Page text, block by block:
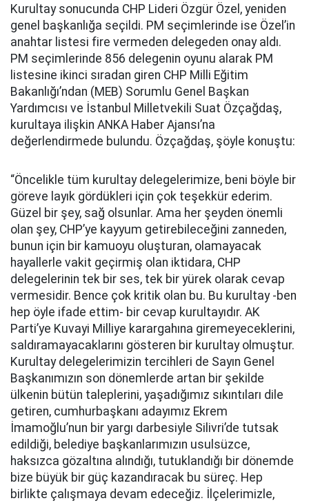
Kurultay sonucunda CHP Lideri Özgür Özel, yeniden
genel başkanlığa seçildi. PM seçimlerinde ise Özel’in
anahtar listesi fire vermeden delegeden onay aldı.
PM seçimlerinde 856 delegenin oyunu alarak PM
listesine ikinci sıradan giren CHP Milli Eğitim
Bakanlığı’ndan (MEB) Sorumlu Genel Başkan
Yardımcısı ve İstanbul Milletvekili Suat Özçağdaş,
kurultaya ilişkin ANKA Haber Ajansı’na
değerlendirmede bulundu. Özçağdaş, şöyle konuştu:
“Öncelikle tüm kurultay delegelerimize, beni böyle bir
göreve layık gördükleri için çok teşekkür ederim.
Güzel bir şey, sağ olsunlar. Ama her şeyden önemli
olan şey, CHP’ye kayyum getirebileceğini zanneden,
bunun için bir kamuoyu oluşturan, olamayacak
hayallerle vakit geçirmiş olan iktidara, CHP
delegelerinin tek bir ses, tek bir yürek olarak cevap
vermesidir. Bence çok kritik olan bu. Bu kurultay -ben
hep öyle ifade ettim- bir cevap kurultayıdır. AK
Parti’ye Kuvayi Milliye karargahına giremeyeceklerini,
saldıramayacaklarını gösteren bir kurultay olmuştur.
Kurultay delegelerimizin tercihleri de Sayın Genel
Başkanımızın son dönemlerde artan bir şekilde
ülkenin bütün taleplerini, yaşadığımız sıkıntıları dile
getiren, cumhurbaşkanı adayımız Ekrem
İmamoğlu’nun bir yargı darbesiyle Silivri’de tutsak
edildiği, belediye başkanlarımızın usulsüzce,
haksızca gözaltına alındığı, tutuklandığı bir dönemde
bize büyük bir güç kazandıracak bu süreç. Hep
birlikte çalışmaya devam edeceğiz. İlçelerimizle,